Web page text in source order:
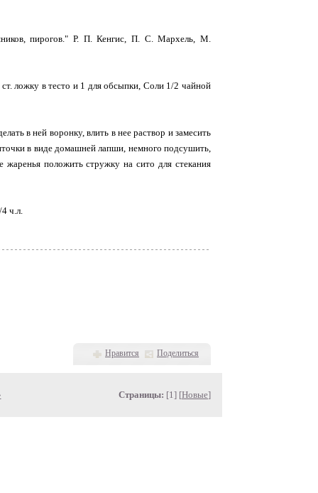
пирогов." Р. П. Кенгис, П. С. Мархель, М.
ложку в тесто и 1 для обсыпки, Соли 1/2 чайной
в ней воронку, влить в нее раствор и замесить
в виде домашней лапши, немного подсушить,
положить стружку на сито для стекания
ч.л.
Нравится Поделиться
Страницы: [1] [Новые]